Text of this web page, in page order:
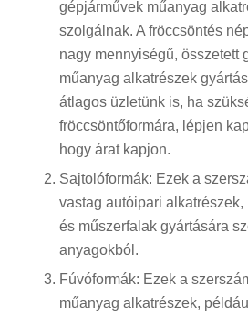
gépjárművek műanyag
szolgálnak. A fröccsöntés
nagy mennyiségű, összetett
műanyag alkatrészek
átlagos üzletünk is, ha
fröccsöntőformára, lépjen
hogy árat kapjon.
Sajtolóformák: Ezek a
vastag autóipari
és műszerfalak gyártására
anyagokból.
Fúvóformák: Ezek a
műanyag alkatrészek, például